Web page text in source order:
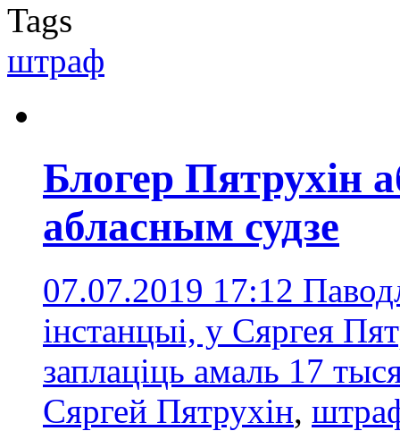
Tags
штраф
Блогер Пятрухін
абласным судзе
07.07.2019 17:12
інстанцыі, у Сяргея
заплаціць амаль 17
Сяргей Пятрухін,